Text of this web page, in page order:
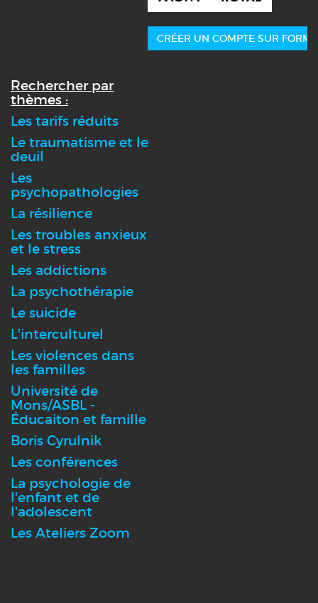
CRÉER UN COMPTE SUR
Rechercher par
thèmes :
Les tarifs réduits
Le traumatisme et le
deuil
Les
psychopathologies
La résilience
Les troubles anxieux
et le stress
Les addictions
La psychothérapie
Le suicide
L'interculturel
Les violences dans
les familles
Université de
Mons/ASBL -
Éducaiton et famille
Boris Cyrulnik
Les conférences
La psychologie de
l'enfant et de
l'adolescent
Les Ateliers Zoom